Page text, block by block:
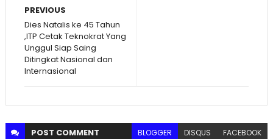
PREVIOUS
Dies Natalis ke 45 Tahun
,ITP Cetak Teknokrat Yang
Unggul Siap Saing
Ditingkat Nasional dan
Internasional
POST COMMENT BLOGGER DISQUS FACEBOOK